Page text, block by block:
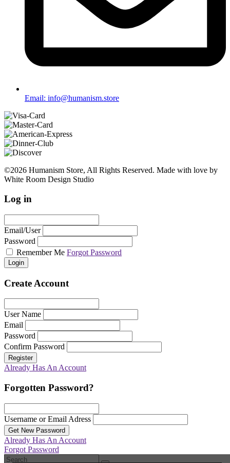
Email: info@humanism.store
©2026 Humanism Store, All Rights Reserved. Made with love by
White Room Design Studio
Log in
Email/User
Password
Remember Me Forgot Password
Login
Create Account
User Name
Email
Password
Confirm Password
Register
Already Has An Account
Forgotten Password?
Username or Email Adress
Get New Password
Already Has An Account
Forgot Password